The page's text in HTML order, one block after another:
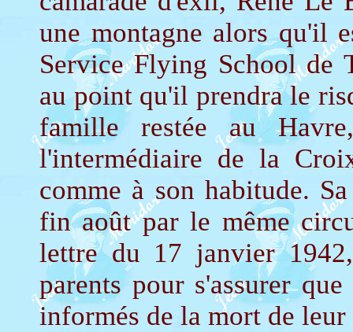
une montagne alors qu'il
Service Flying School de
au point qu'il prendra le
famille restée au
l'intermédiaire de la
comme à son habitude.
fin août par le même
lettre du 17 janvier
parents pour s'assurer
informés de la mort de